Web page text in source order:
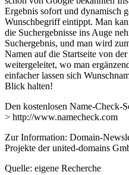
Ergebnis sofort und dynamisch
Wunschbegriff eintippt. Man
die Suchergebnisse ins Auge
Suchergebnis, und man wird
Namen auf die Startseite von
weitergeleitet, wo man
einfacher lassen sich
Blick halten!
Den kostenlosen Name-Check-
> http://www.namecheck.com
Zur Information: Domain-
Projekte der united-domains
Quelle: eigene Recherche